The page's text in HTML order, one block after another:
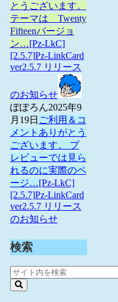
とうございます。
テーマは Twenty
Fifteenバージョ
ン…[Pz-LkC]
[2.5.7]Pz-LinkCard
ver2.5.7 リリース
のお知らせ
ぽぽろん2025年9
月19日 ご利用＆コ
メントありがとう
ございます。 プ
レビューでは見ら
れるのに実際のペ
ージ…[Pz-LkC]
[2.5.7]Pz-LinkCard
ver2.5.7 リリース
のお知らせ
検索